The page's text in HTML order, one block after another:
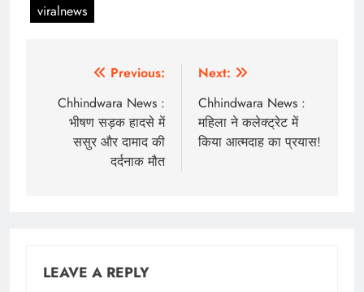
viralnews
navigation
Previous:
Chhindwara News :
भीषण सड़क हादसे में
ससुर और दामाद की
दर्दनाक मौत
Next:
Chhindwara News :
महिला ने कलेक्ट्रेट में
किया आत्मदाह का प्रयास!
LEAVE A REPLY